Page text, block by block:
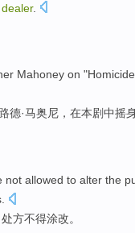
dealer.
Mahoney on
路德·马奥尼，在本剧中摇
not allowed to alter the
处方不得涂改。